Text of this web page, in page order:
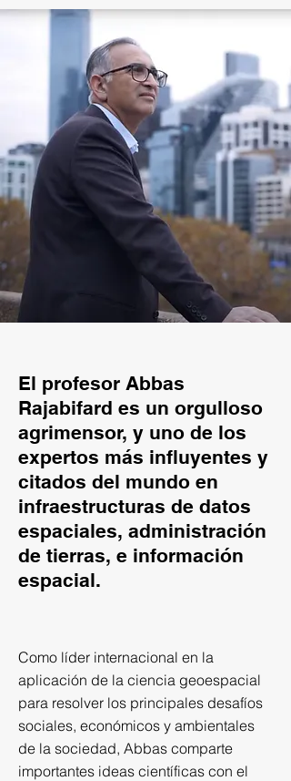
El profesor Abbas
Rajabifard es un orgulloso
agrimensor, y uno de los
expertos más influyentes y
citados del mundo en
infraestructuras de datos
espaciales, administración
de tierras, e información
espacial.
Como líder internacional en la
aplicación de la ciencia geoespacial
para resolver los principales desafíos
sociales, económicos y ambientales
de la sociedad, Abbas comparte
importantes ideas científicas con el